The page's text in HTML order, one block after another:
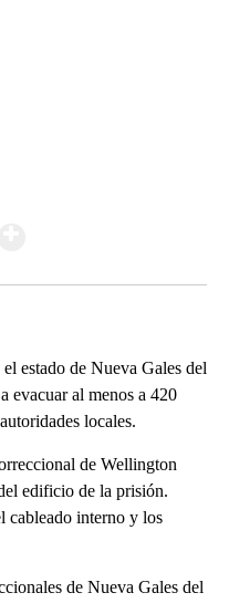
estado de Nueva Gales del
evacuar al menos a 420
locales.
de Wellington
edificio de la prisión.
cableado interno y los
de Nueva Gales del